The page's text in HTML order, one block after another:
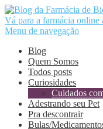
Vá para a farmácia online
Menu de navegação
Blog
Quem Somos
Todos posts
Curiosidades
Cuidados
Adestrando seu Pet
Pra descontrair
Bulas/